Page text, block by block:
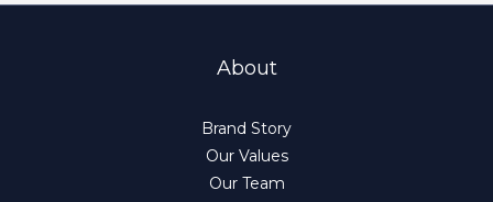
About
Brand Story
Our Values
Our Team